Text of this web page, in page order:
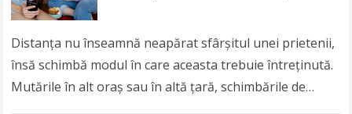
Distanța nu înseamnă neapărat sfârșitul unei prietenii,
însă schimbă modul în care aceasta trebuie întreținută.
Mutările în alt oraș sau în altă țară, schimbările de